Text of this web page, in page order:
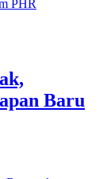
Baru